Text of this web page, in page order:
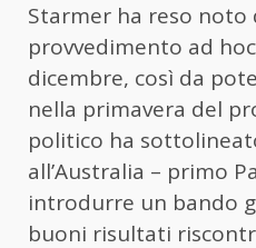
Starmer ha reso noto
provvedimento ad
dicembre, così da
nella primavera del
politico ha
all’Australia – primo
introdurre un bando
buoni risultati